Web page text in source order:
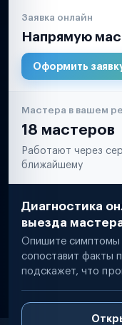
Заявка онлайн
Напрямую
Оформить
Мастера в вашем
18 мастеров
Работают через
ближайшему
Диагностика
выезда
Опишите симптомы
сопоставит факты
подскажет, что